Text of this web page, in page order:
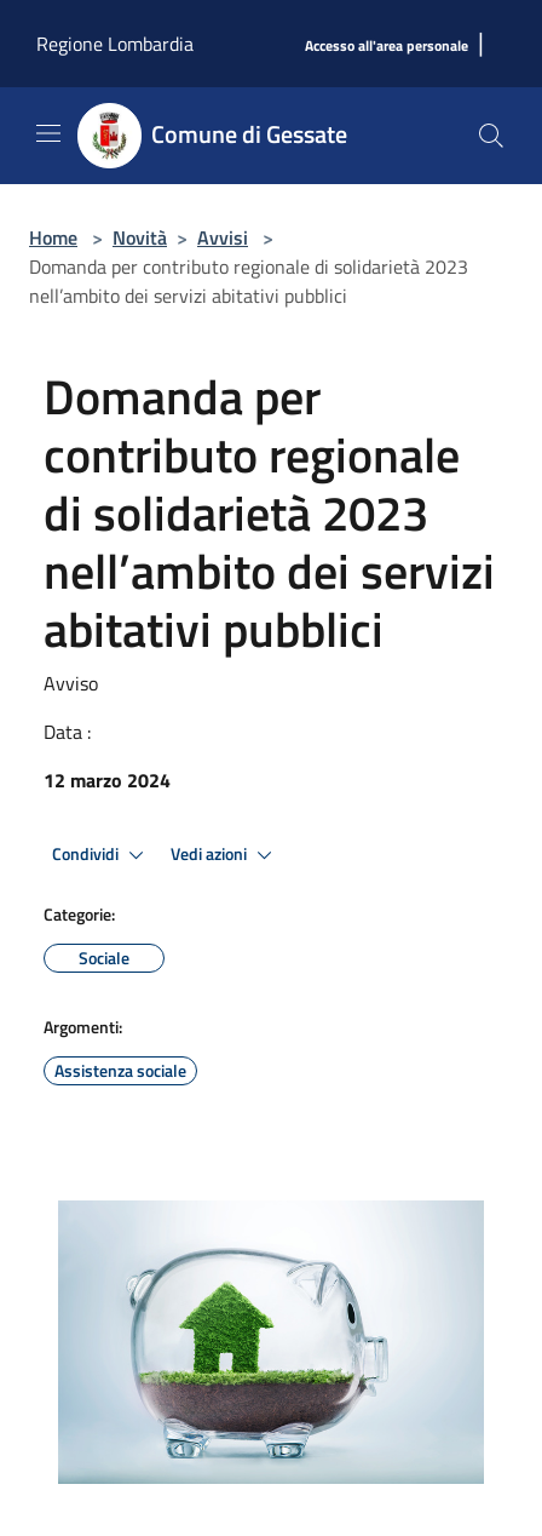
Regione Lombardia
Accesso all'area personale |
Comune di Gessate
Home > Novità > Avvisi >
Domanda per contributo regionale di solidarietà 2023
nell’ambito dei servizi abitativi pubblici
Domanda per
contributo regionale
di solidarietà 2023
nell’ambito dei servizi
abitativi pubblici
Avviso
Data :
12 marzo 2024
Condividi Vedi azioni
Categorie:
Sociale
Argomenti:
Assistenza sociale